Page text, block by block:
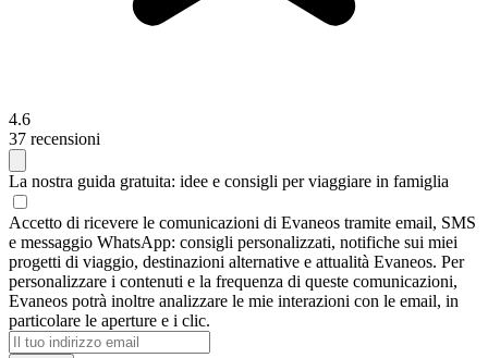
4.6
37 recensioni
La nostra guida gratuita: idee e consigli per viaggiare in famiglia
Accetto di ricevere le comunicazioni di Evaneos tramite email, SMS
e messaggio WhatsApp: consigli personalizzati, notifiche sui miei
progetti di viaggio, destinazioni alternative e attualità Evaneos. Per
personalizzare i contenuti e la frequenza di queste comunicazioni,
Evaneos potrà inoltre analizzare le mie interazioni con le email, in
particolare le aperture e i clic.